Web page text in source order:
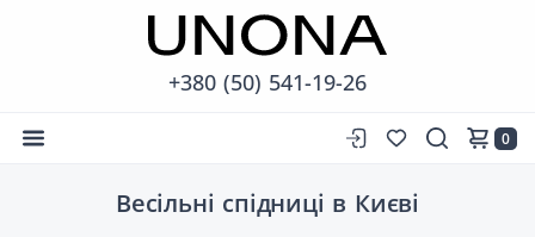
+380 (50) 541-19-26
0
Весільні спідниці в Києві